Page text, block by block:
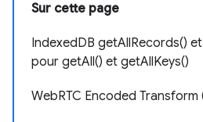
Sur cette page
IndexedDB getAllRecords()
pour getAll() et getAllKeys()
WebRTC Encoded Transform